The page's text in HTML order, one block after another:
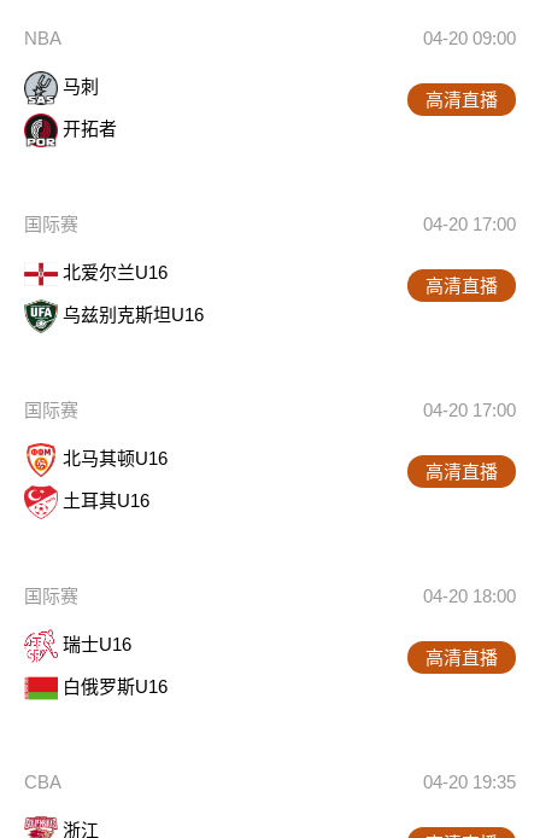
NBA 04-20 09:00
马刺
开拓者
高清直播
国际赛 04-20 17:00
北爱尔兰U16
乌兹别克斯坦U16
高清直播
国际赛 04-20 17:00
北马其顿U16
土耳其U16
高清直播
国际赛 04-20 18:00
瑞士U16
白俄罗斯U16
高清直播
CBA 04-20 19:35
浙江